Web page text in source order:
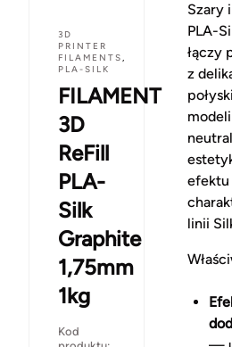
3D
PRINTER
FILAMENTS,
PLA-SILK
FILAMENT
3D
ReFill
PLA-
Silk
Graphite
1,75mm
1kg
Kod
Szary
PLA-
łączy
z
efektu
linii